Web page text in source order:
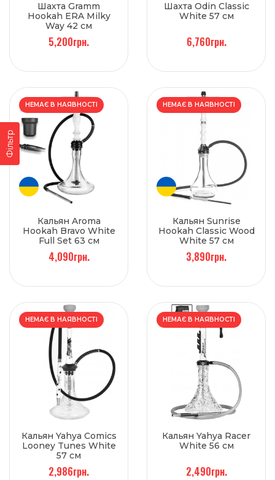
Фільтр
Шахта Gramm
Hookah ERA Milky
Way 42 см
5,200грн.
Шахта Odin Classic
White 57 см
6,760грн.
НЕМАЄ В НАЯВНОСТІ
Кальян Aroma
Hookah Bravo White
Full Set 63 см
4,090грн.
НЕМАЄ В НАЯВНОСТІ
Кальян Sunrise
Hookah Classic Wood
White 57 см
3,890грн.
НЕМАЄ В НАЯВНОСТІ
Кальян Yahya Comics
Looney Tunes White
57 см
2,986грн.
НЕМАЄ В НАЯВНОСТІ
Кальян Yahya Racer
White 56 см
2,490грн.